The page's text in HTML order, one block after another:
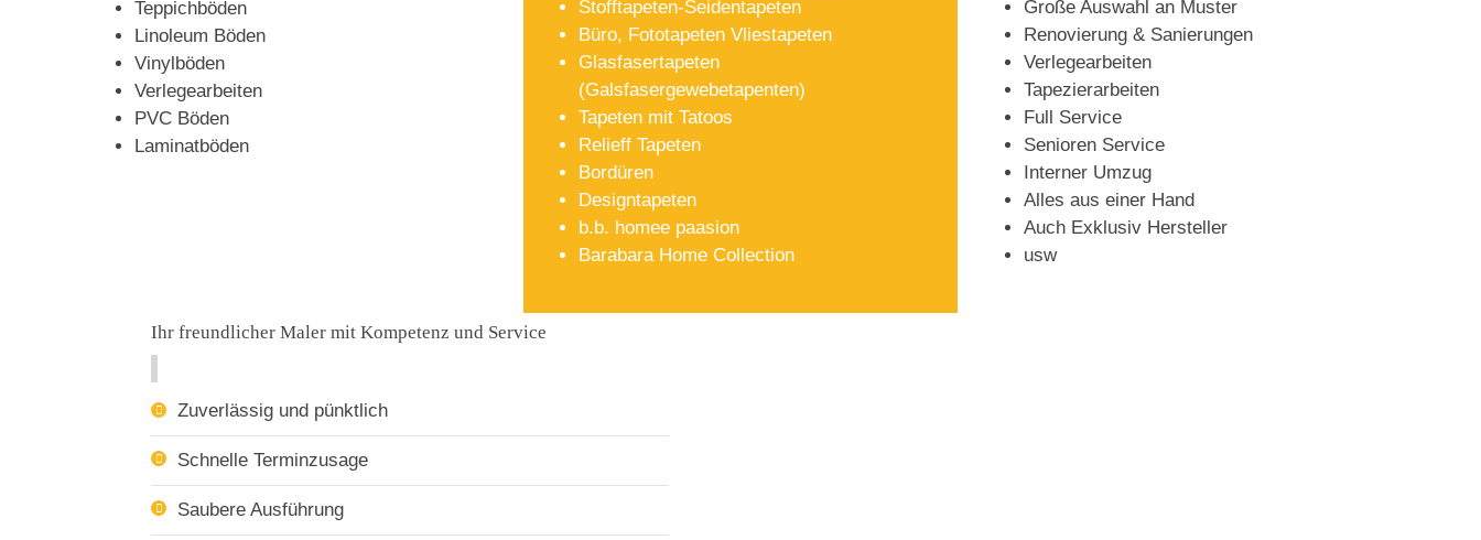
Teppichböden
Linoleum Böden
Vinylböden
Verlegearbeiten
PVC Böden
Laminatböden
Stofftapeten-Seidentapeten
Büro, Fototapeten Vliestapeten
Glasfasertapeten
(Galsfasergewebetapenten)
Tapeten mit Tatoos
Relieff Tapeten
Bordüren
Designtapeten
b.b. homee paasion
Barabara Home Collection
Große Auswahl an Muster
Renovierung & Sanierungen
Verlegearbeiten
Tapezierarbeiten
Full Service
Senioren Service
Interner Umzug
Alles aus einer Hand
Auch Exklusiv Hersteller
usw
Ihr freundlicher Maler mit Kompetenz und Service
Zuverlässig und pünktlich
Schnelle Terminzusage
Saubere Ausführung